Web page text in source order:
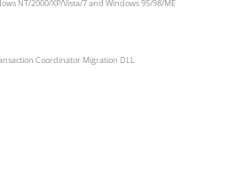
NT/2000/XP/Vista/7 and Windows 95/98/ME
Coordinator Migration DLL